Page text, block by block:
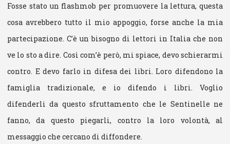
Fosse stato un flashmob per promuovere la lettura, questa
cosa avrebbero tutto il mio appoggio, forse anche la mia
partecipazione. C’è un bisogno di lettori in Italia che non
ve lo sto a dire. Così com’è però, mi spiace, devo schierarmi
contro. E devo farlo in difesa dei libri. Loro difendono la
famiglia tradizionale, e io difendo i libri. Voglio
difenderli da questo sfruttamento che le Sentinelle ne
fanno, da questo piegarli, contro la loro volontà, al
messaggio che cercano di diffondere.